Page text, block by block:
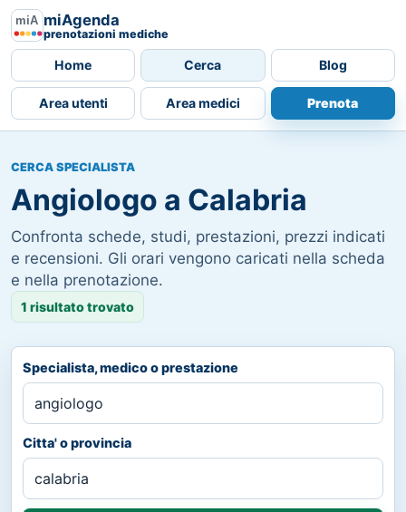
miAgenda
prenotazioni mediche
Home Cerca Blog
Area utenti Area medici Prenota
CERCA SPECIALISTA
Angiologo a Calabria
Confronta schede, studi, prestazioni, prezzi indicati
e recensioni. Gli orari vengono caricati nella scheda
e nella prenotazione.
1 risultato trovato
Specialista, medico o prestazione
Citta' o provincia